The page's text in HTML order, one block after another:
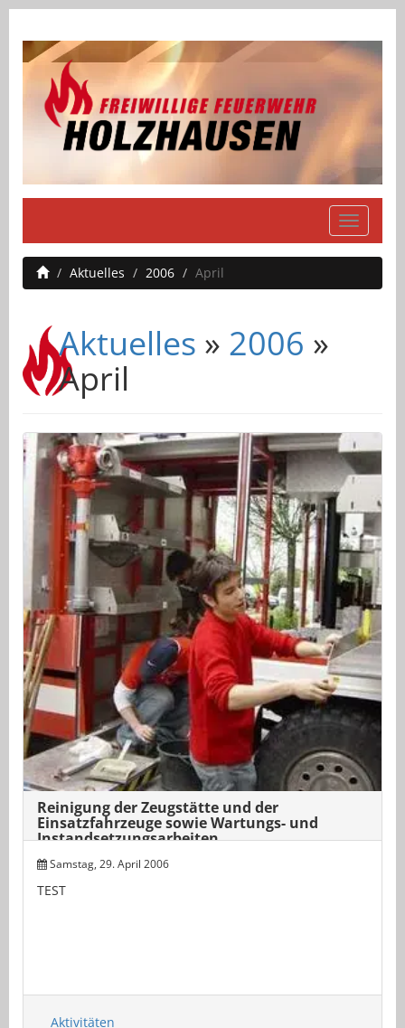
Aktuelles
2006 April
Aktuelles » 2006 »
April
Reinigung der Zeugstätte und der
Einsatzfahrzeuge sowie Wartungs- und
Instandsetzungsarbeiten
Samstag, 29. April 2006
TEST
Aktivitäten